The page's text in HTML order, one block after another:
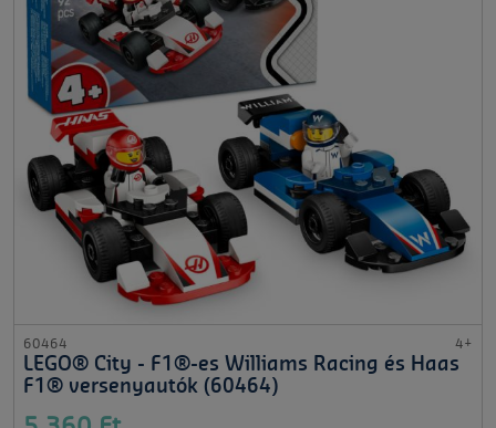
60464 4+
LEGO® City - F1®-es Williams Racing és Haas
F1® versenyautók (60464)